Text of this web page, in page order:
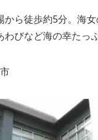
から徒歩約5分。海
わびなど海の幸たっ